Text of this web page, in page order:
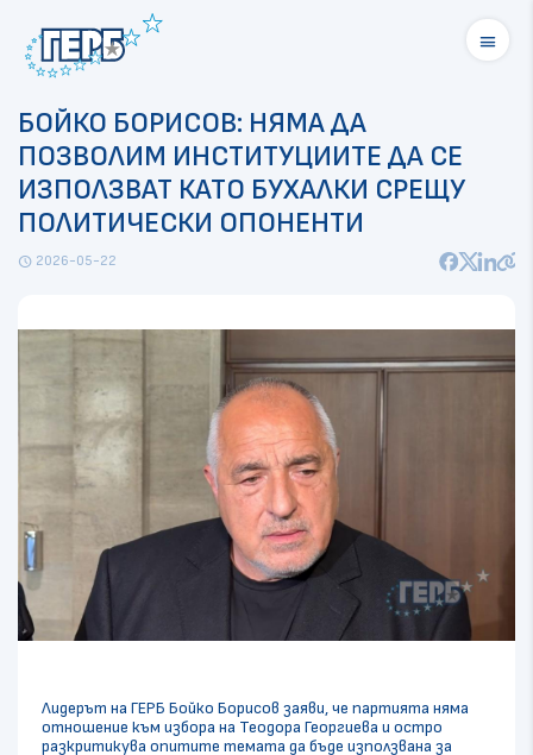
menu
БОЙКО БОРИСОВ: НЯМА ДА
ПОЗВОЛИМ ИНСТИТУЦИИТЕ ДА СЕ
ИЗПОЛЗВАТ КАТО БУХАЛКИ СРЕЩУ
ПОЛИТИЧЕСКИ ОПОНЕНТИ
schedule 2026-05-22
Лидерът на ГЕРБ Бойко Борисов заяви, че партията няма
отношение към избора на Теодора Георгиева и остро
разкритикува опитите темата да бъде използвана за